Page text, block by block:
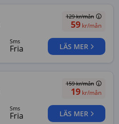
sms
Fria
129kr/mån
59kr/mån
LÄS MER
sms
Fria
159kr/mån
19kr/mån
LÄS MER